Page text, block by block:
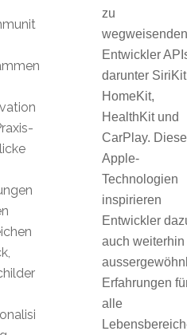
zu
wegweisenden
Entwickler
darunter
HomeKit,
HealthKit und
CarPlay. Diese
Apple-
Technologien
inspirieren
Entwickler
auch weiterhin
Erfahrungen
alle